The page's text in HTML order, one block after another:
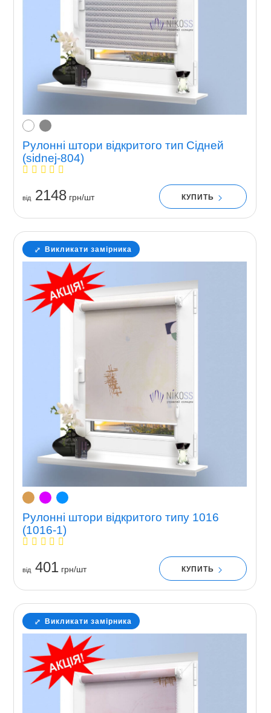
Рулонні штори відкритого тип Сідней
(sidnej-804)
вiд2148грн/шт КУПИТЬ
Викликати замірника
Рулонні штори відкритого типу 1016
(1016-1)
вiд401грн/шт КУПИТЬ
Викликати замірника